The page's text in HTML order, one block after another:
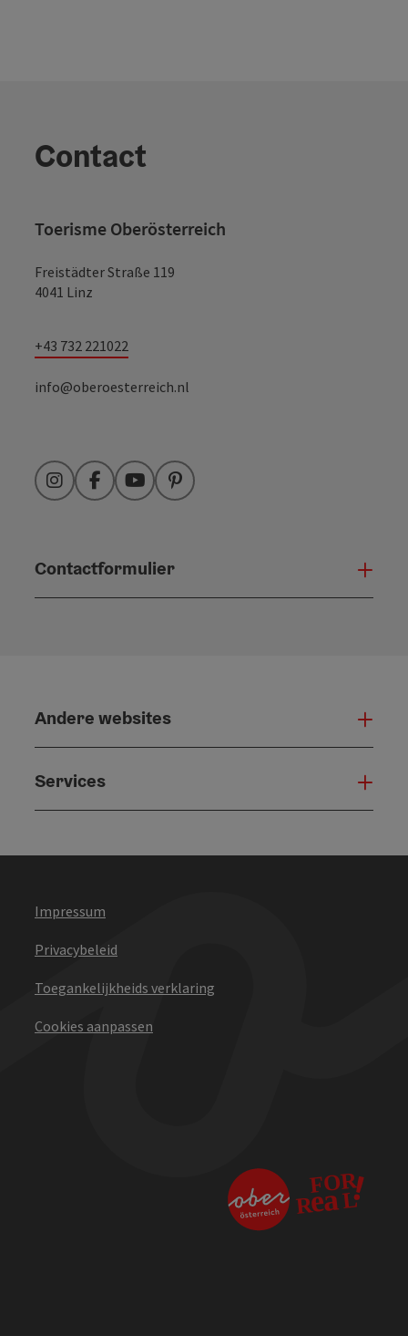
Contact
Toerisme Oberösterreich
Freistädter Straße 119
4041 Linz
+43 732 221022
info@oberoesterreich.nl
InstagramFacebookYouTubePinterest
Contactformulier
Andere websites
Services
Impressum
Privacybeleid
Toegankelijkheids verklaring
Cookies aanpassen